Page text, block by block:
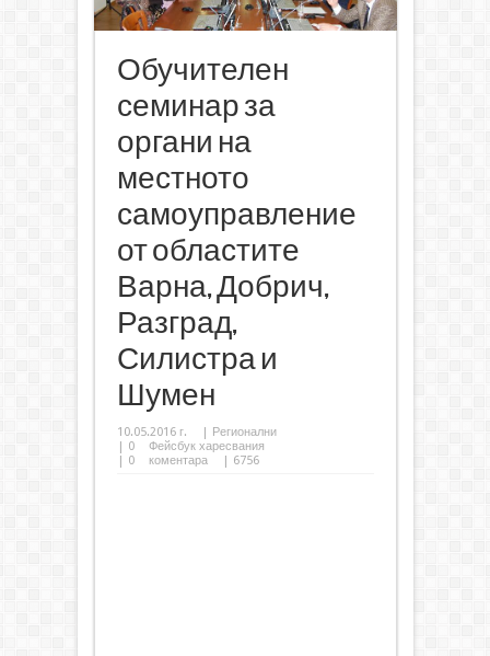
Обучителен
семинар за
органи на
местното
самоуправление
от областите
Варна, Добрич,
Разград,
Силистра и
Шумен
10.05.2016 г.
Регионални
0
Фейсбук харесвания
0 коментара | 6756